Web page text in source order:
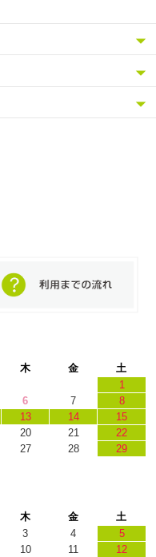
木 金
土
1
6 7
8
13 14
15
20 21
22
27 28
29
木 金
土
3 4
5
10 11
12